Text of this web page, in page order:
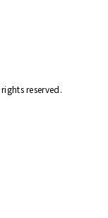
reserved.